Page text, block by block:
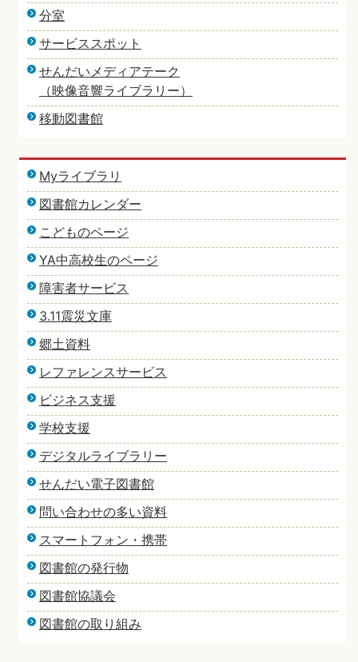
分室
サービススポット
せんだいメディアテーク
（映像音響ライブラリー）
移動図書館
Myライブラリ
図書館カレンダー
こどものページ
YA中高校生のページ
障害者サービス
3.11震災文庫
郷土資料
レファレンスサービス
ビジネス支援
学校支援
デジタルライブラリー
せんだい電子図書館
問い合わせの多い資料
スマートフォン・携帯
図書館の発行物
図書館協議会
図書館の取り組み